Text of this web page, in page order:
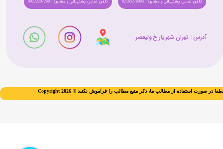
تلفن تماس پشتیبانی و مشاوره : 09123207268 تلفن تماس پشتیبانی و مشاوره : 02165278985
آدرس : تهران شهریار خ ولیعصر​​​​​​​